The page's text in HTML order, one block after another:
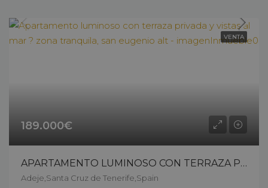
VENTA
189.000€
APARTAMENTO LUMINOSO CON TERRAZA PRIVADA Y VISTAS AL MAR ? ZONA TRANQUILA, SAN EUGENIO ALT – 13303ck226
Adeje,Santa Cruz de Tenerife,Spain